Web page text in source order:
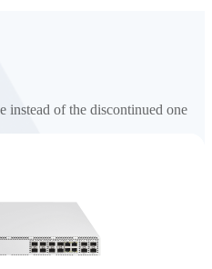
instead of the discontinued one